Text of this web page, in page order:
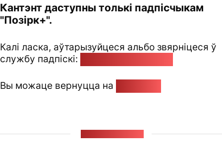
Кантэнт даступны толькі падпісчыкам
"Позірк+".
Калі ласка, аўтарызуйцеся альбо звярніцеся ў
службу падпіскі:
Вы можаце вернуцца на